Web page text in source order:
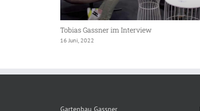
Nach dem Winter steht die Rasenpflege an
2 April, 2019
Gartenbau Gassner